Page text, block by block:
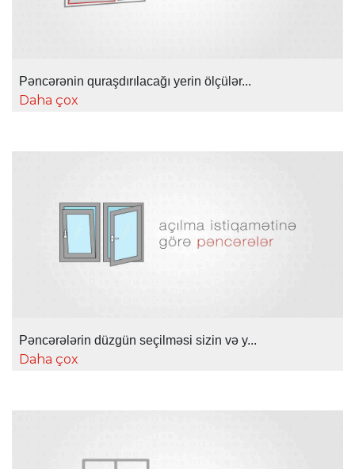
Pəncərənin quraşdırılacağı yerin ölçülər...
Daha çox
Pəncərələrin düzgün seçilməsi sizin və y...
Daha çox